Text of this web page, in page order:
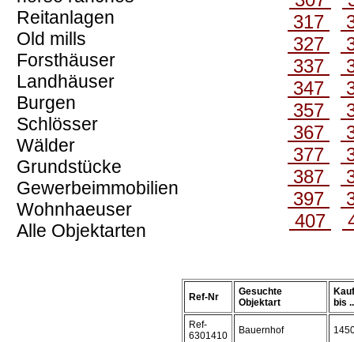
Reitanlagen
Old mills
Forsthäuser
Landhäuser
Burgen
Schlösser
Wälder
Grundstücke
Gewerbeimmobilien
Wohnhaeuser
Alle Objektarten
317
327
337
347
357
367
377
387
397
407
Ref-Nr
Gesuchte
Objektart
bis
Ref-
6301410
Bauernhof